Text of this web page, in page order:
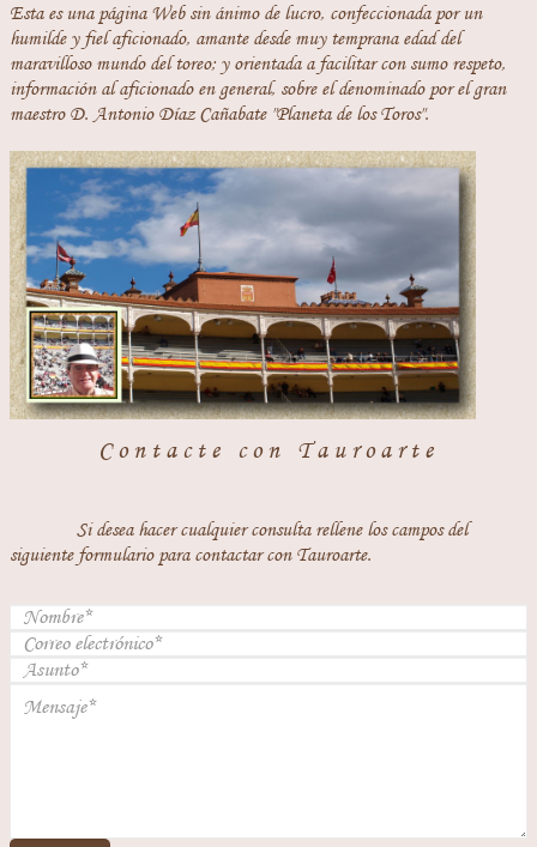
Esta es una página Web sin ánimo de lucro, confeccionada por un
humilde y fiel aficionado, amante desde muy temprana edad del
maravilloso mundo del toreo; y orientada a facilitar con sumo respeto,
información al aficionado en general, sobre el denominado por el gran
maestro D. Antonio Díaz Cañabate "Planeta de los Toros".
Contacte con Tauroarte
Si desea hacer cualquier consulta rellene los campos del
siguiente formulario para contactar con Tauroarte.